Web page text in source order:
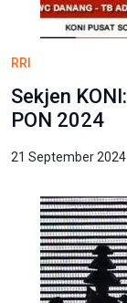
RRI
Sekjen
PON 2024
21 September 2024